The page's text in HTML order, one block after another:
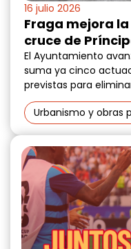
16 julio 2026
Fraga mejora
cruce de
El Ayuntamiento
suma ya cinco
previstas para
Urbanismo y obras